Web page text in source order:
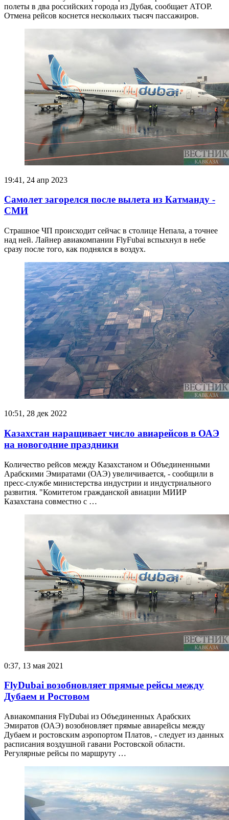
полеты в два российских города из Дубая, сообщает АТОР.
Отмена рейсов коснется нескольких тысяч пассажиров.
19:41, 24 апр 2023
Самолет загорелся после вылета из Катманду -
СМИ
Страшное ЧП происходит сейчас в столице Непала, а точнее
над ней. Лайнер авиакомпании FlyFubai вспыхнул в небе
сразу после того, как поднялся в воздух.
10:51, 28 дек 2022
Казахстан наращивает число авиарейсов в ОАЭ
на новогодние праздники
Количество рейсов между Казахстаном и Объединенными
Арабскими Эмиратами (ОАЭ) увеличивается, - сообщили в
пресс-службе министерства индустрии и индустриального
развития. "Комитетом гражданской авиации МИИР
Казахстана совместно с …
0:37, 13 мая 2021
FlyDubai возобновляет прямые рейсы между
Дубаем и Ростовом
Авиакомпания FlyDubai из Объединенных Арабских
Эмиратов (ОАЭ) возобновляет прямые авиарейсы между
Дубаем и ростовским аэропортом Платов, - следует из данных
расписания воздушной гавани Ростовской области.
Регулярные рейсы по маршруту …